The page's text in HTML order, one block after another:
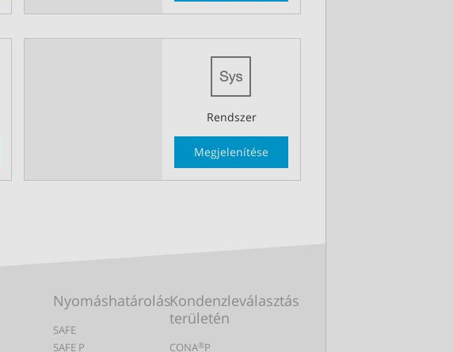
Rendszer
Megjelenítése
Nyomáshatárolás
SAFE
SAFE P
Kondenzleválasztás
területén
CONA®P